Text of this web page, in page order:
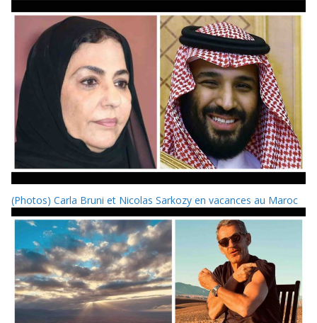
(Photos) Carla Bruni et Nicolas Sarkozy en vacances au Maroc